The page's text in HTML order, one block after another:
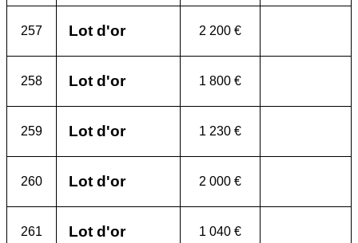
257 Lot d'or 2 200 €
258 Lot d'or 1 800 €
259 Lot d'or 1 230 €
260 Lot d'or 2 000 €
261 Lot d'or 1 040 €